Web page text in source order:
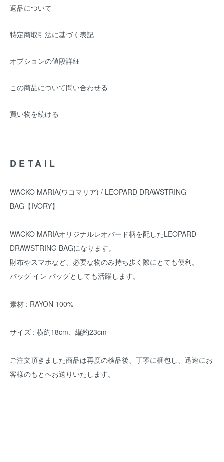
返品について
特定商取引法に基づく表記
オプションの値段詳細
この商品について問い合わせる
買い物を続ける
DETAIL
WACKO MARIA(ワコマリア) / LEOPARD DRAWSTRING
BAG【IVORY】
WACKO MARIAオリジナルレオパード柄を配したLEOPARD
DRAWSTRING BAGになります。
財布やスマホなど、必要な物のみ持ち歩く際にとても便利。
バッグ イン バッグとしても活躍します。
素材 : RAYON 100%
サイズ : 横約18cm、縦約23cm
ご注文頂きました商品は再度の検品後、丁寧に梱包し、迅速にお
客様のもとへお送りいたします。